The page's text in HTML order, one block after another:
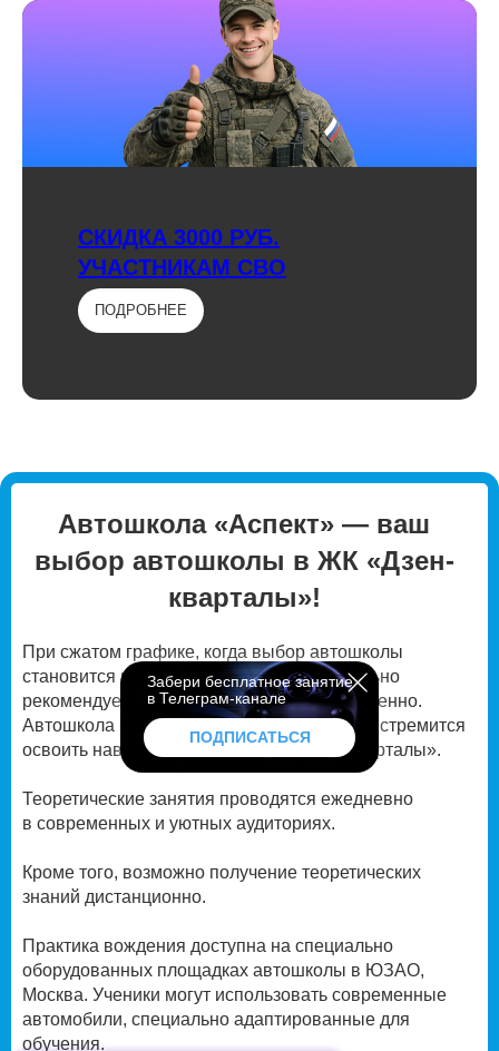
СКИДКА 3000 РУБ.
УЧАСТНИКАМ СВО
ПОДРОБНЕЕ
Автошкола «Аспект» — ваш
выбор автошколы в ЖК «Дзен-
кварталы»!
При сжатом графике, когда выбор автошколы
становится вопросом времени, настоятельно
рекомендуется подходить к этому ответственно.
Автошкола «Аспект» приглашает всех, кто стремится
освоить навыки вождения в ЖК «Дзен-кварталы».
Теоретические занятия проводятся ежедневно
в современных и уютных аудиториях.
Кроме того, возможно получение теоретических
знаний дистанционно.
Практика вождения доступна на специально
оборудованных площадках автошколы в ЮЗАО,
Москва. Ученики могут использовать современные
автомобили, специально адаптированные для
обучения.
Забери бесплатное занятие
в Телеграм-канале
ПОДПИСАТЬСЯ